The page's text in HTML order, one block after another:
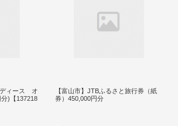
ディース オ
)【137218
【富山市】JTBふるさと旅行券（紙
券）450,000円分